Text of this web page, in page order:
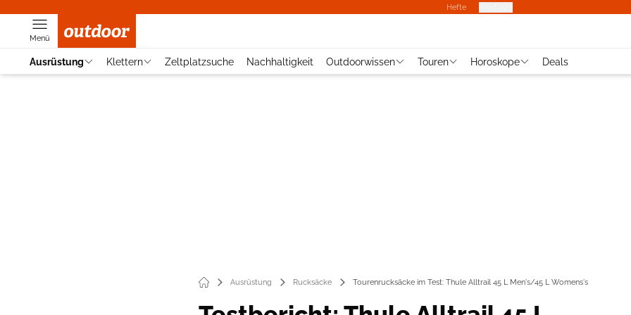
Hefte
Menü
Ausrüstung Klettern Zeltplatzsuche Nachhaltigkeit Outdoorwissen Touren Horoskope Deals
Ausrüstung Rucksäcke Tourenrucksäcke im Test: Thule Alltrail 45 L Men's/45 L Womens's